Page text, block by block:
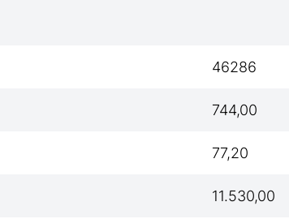
46286
744,00
77,20
11.530,00